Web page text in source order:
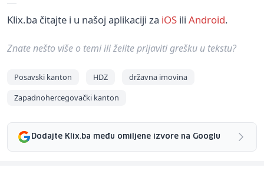
Klix.ba čitajte i u našoj aplikaciji za iOS ili Android.
Znate nešto više o temi ili želite prijaviti grešku u tekstu?
Posavski kanton HDZ
državna imovina
Zapadnohercegovački kanton
Dodajte Klix.ba među omiljene izvore na Googlu